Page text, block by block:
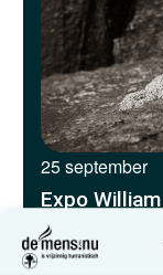
25 september
Expo